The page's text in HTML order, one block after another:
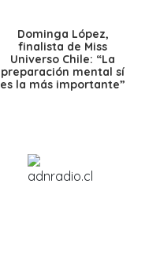
Dominga López,
finalista de Miss
Universo Chile: “La
preparación mental sí
es la más importante”